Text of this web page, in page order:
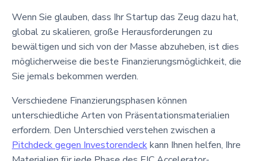
Wenn Sie glauben, dass Ihr Startup das Zeug dazu hat,
global zu skalieren, große Herausforderungen zu
bewältigen und sich von der Masse abzuheben, ist dies
möglicherweise die beste Finanzierungsmöglichkeit, die
Sie jemals bekommen werden.
Verschiedene Finanzierungsphasen können
unterschiedliche Arten von Präsentationsmaterialien
erfordern. Den Unterschied verstehen zwischen a
Pitchdeck gegen Investorendeckkann Ihnen helfen, Ihre